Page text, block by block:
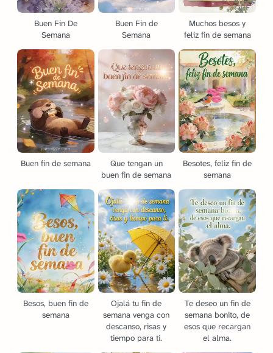
Buen Fin De
Semana
Buen Fin de
Semana
Muchos besos y
feliz fin de semana
Buen fin de semana
Que tengan un
buen fin de semana
Besotes, feliz fin de
semana
Besos, buen fin de
semana
Ojalá tu fin de
semana venga con
descanso, risas y
tiempo para ti.
Te deseo un fin de
semana bonito, de
esos que recargan
el alma.